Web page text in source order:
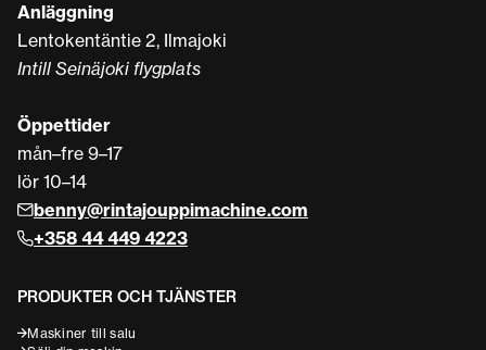
Anläggning
Lentokentäntie 2, Ilmajoki
Intill Seinäjoki flygplats
Öppettider
mån–fre 9–17
lör 10–14
benny@rintajouppimachine.com
+358 44 449 4223
PRODUKTER OCH TJÄNSTER
Maskiner till salu